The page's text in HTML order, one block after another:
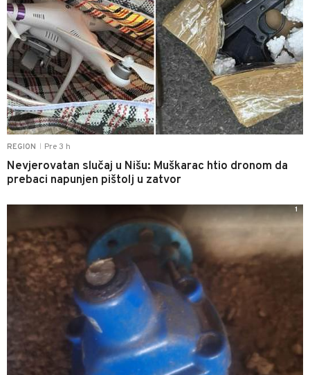
REGION Pre 3 h
Nevjerovatan slučaj u Nišu: Muškarac htio dronom da
prebaci napunjen pištolj u zatvor
1